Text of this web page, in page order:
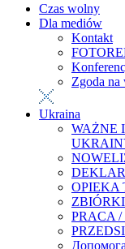
Czas wolny
Dla mediów
Kontakt
Zgoda
Ukraina
WAŻNE
OPIEKA
PRACA